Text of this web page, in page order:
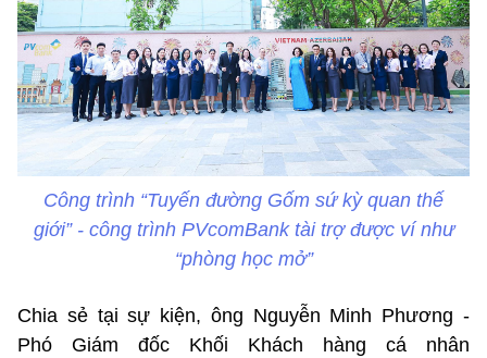
Công trình “Tuyến đường Gốm sứ kỳ quan thế
giới” - công trình PVcomBank tài trợ được ví như
“phòng học mở”
Chia sẻ tại sự kiện, ông Nguyễn Minh Phương -
Phó Giám đốc Khối Khách hàng cá nhân